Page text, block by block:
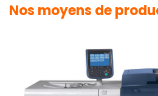
Nos moyens de